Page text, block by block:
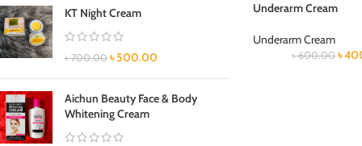
KT Night Cream
৳700.00 ৳500.00
Aichun Beauty Face & Body
Whitening Cream
Underarm Cream
Underarm Cream
৳600.00 ৳